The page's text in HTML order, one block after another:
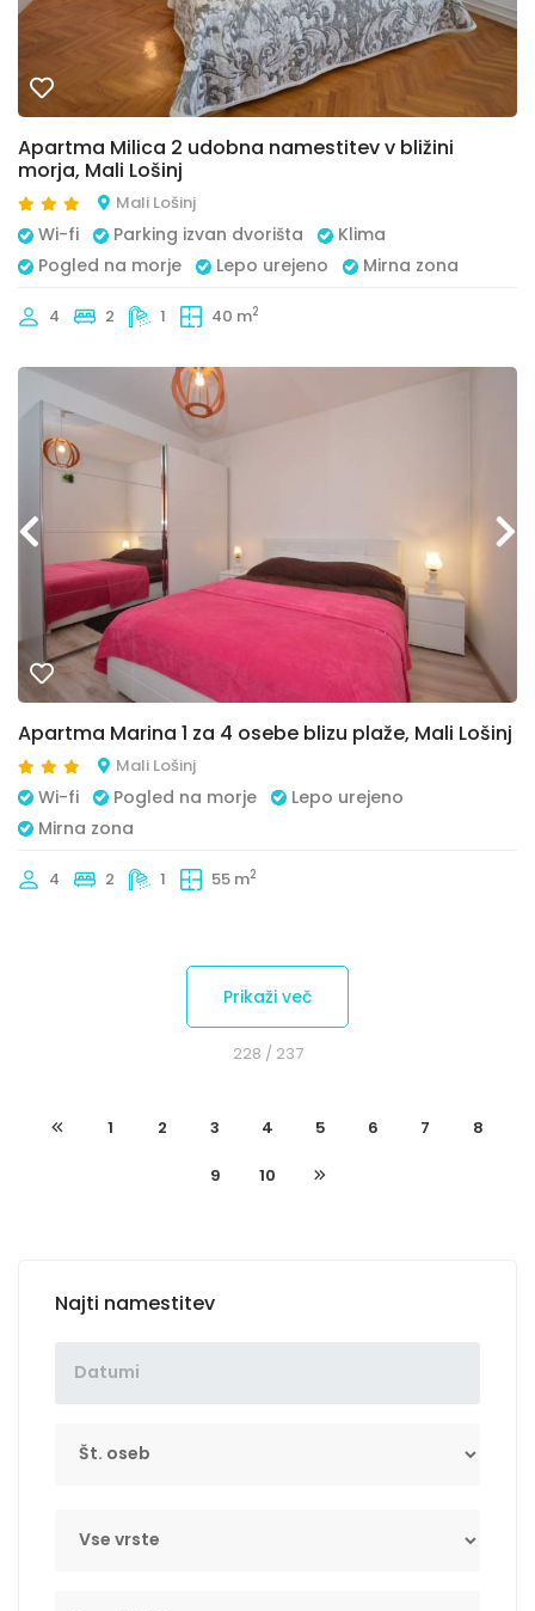
Najti namestitev
Apartma Milica 2 udobna namestitev v bližini
morja, Mali Lošinj
Mali Lošinj
Wi-fi Parking izvan dvorišta
Klima
Pogled na morje
Lepo urejeno Mirna zona
4 2 1 40 m2
Apartma Marina 1 za 4 osebe blizu plaže, Mali Lošinj
Mali Lošinj
Wi-fi Pogled na morje
Lepo urejeno
Mirna zona
4 2 1 55 m2
Prikaži več
228 / 237
1 2 3 4 5 6 7 8
9 10